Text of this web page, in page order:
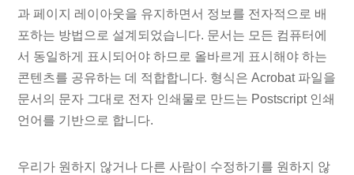
과 페이지 레이아웃을 유지하면서 정보를 전자적으로 배
포하는 방법으로 설계되었습니다. 문서는 모든 컴퓨터에
서 동일하게 표시되어야 하므로 올바르게 표시해야 하는
콘텐츠를 공유하는 데 적합합니다. 형식은 Acrobat 파일을
문서의 문자 그대로 전자 인쇄물로 만드는 Postscript 인쇄
언어를 기반으로 합니다.
우리가 원하지 않거나 다른 사람이 수정하기를 원하지 않